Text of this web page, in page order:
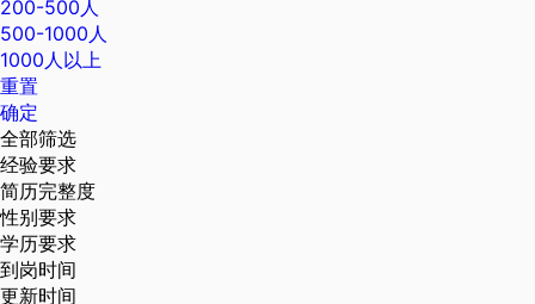
200-500人
500-1000人
1000人以上
重置
确定
全部筛选
经验要求
简历完整度
性别要求
学历要求
到岗时间
更新时间